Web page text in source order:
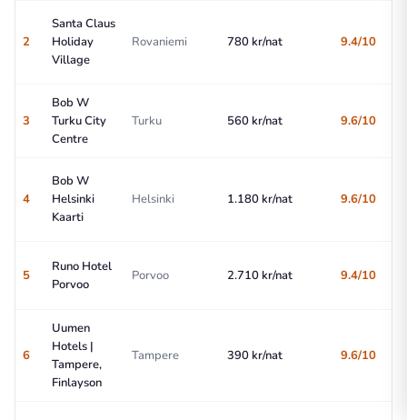
2
Santa Claus
Holiday
Village
Rovaniemi 780 kr/nat 9.4/10
3
Bob W
Turku City
Centre
Turku 560 kr/nat 9.6/10
4
Bob W
Helsinki
Kaarti
Helsinki 1.180 kr/nat 9.6/10
5
Runo Hotel
Porvoo
Porvoo 2.710 kr/nat 9.4/10
6
Uumen
Hotels |
Tampere,
Finlayson
Tampere 390 kr/nat 9.6/10